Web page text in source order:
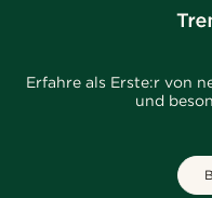
Erfahre als Erste:r von
und